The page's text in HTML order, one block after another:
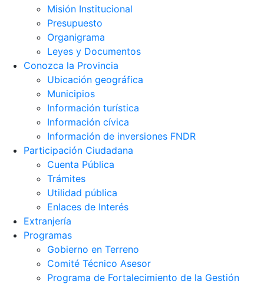
Misión Institucional
Presupuesto
Organigrama
Leyes y Documentos
Conozca la Provincia
Ubicación geográfica
Municipios
Información turística
Información cívica
Información de inversiones FNDR
Participación Ciudadana
Cuenta Pública
Trámites
Utilidad pública
Enlaces de Interés
Extranjería
Programas
Gobierno en Terreno
Comité Técnico Asesor
Programa de Fortalecimiento de la Gestión